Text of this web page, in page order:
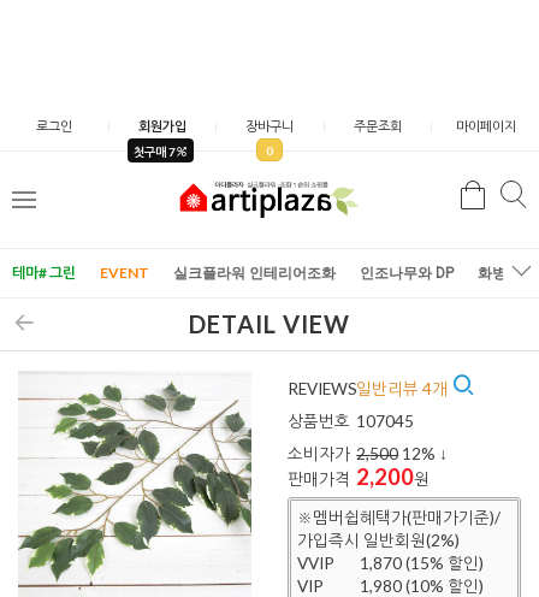
로그인 회원가입
첫구매 7
장바구니
0
주문조회 마이페이지
메
검
테마# 그린 EVENT 실크플라워 인테리어조화 인조나무와 DP 화병/화
DETAIL VIEW
REVIEWS일반리뷰 4개
상품번호 107045
소비자가 2,500 12% ↓
판매가격 2,200원
※멤버쉽혜택가(판매가기준)/
가입즉시 일반회원(2%)
VVIP
1,870 (15% 할인)
VIP
1,980 (10% 할인)